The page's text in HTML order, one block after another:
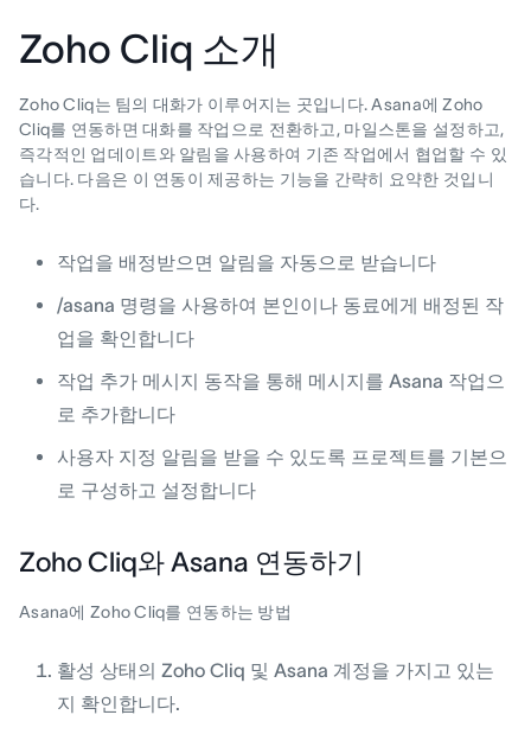
Zoho Cliq 소개
Zoho Cliq는 팀의 대화가 이루어지는 곳입니다. Asana에 Zoho
Cliq를 연동하면 대화를 작업으로 전환하고, 마일스톤을 설정하고,
즉각적인 업데이트와 알림을 사용하여 기존 작업에서 협업할 수 있
습니다. 다음은 이 연동이 제공하는 기능을 간략히 요약한 것입니
다.
작업을 배정받으면 알림을 자동으로 받습니다
/asana 명령을 사용하여 본인이나 동료에게 배정된 작
업을 확인합니다
작업 추가 메시지 동작을 통해 메시지를 Asana 작업으
로 추가합니다
사용자 지정 알림을 받을 수 있도록 프로젝트를 기본으
로 구성하고 설정합니다
Zoho Cliq와 Asana 연동하기
Asana에 Zoho Cliq를 연동하는 방법
활성 상태의 Zoho Cliq 및 Asana 계정을 가지고 있는
지 확인합니다.